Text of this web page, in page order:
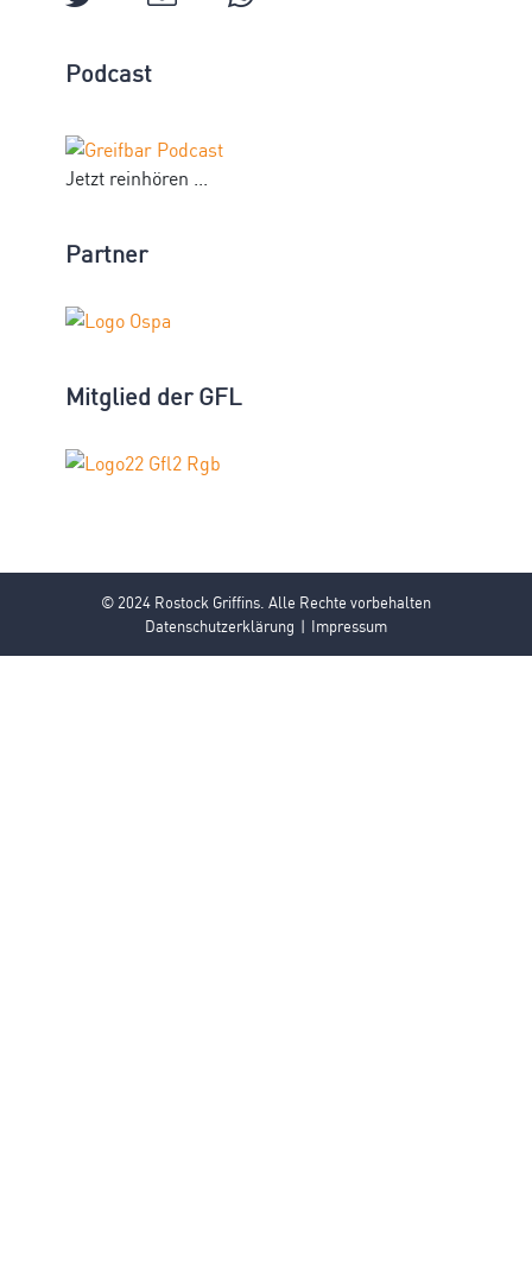
Podcast
Jetzt reinhören ...
Partner
Mitglied der GFL
© 2024 Rostock Griffins. Alle Rechte vorbehalten
Datenschutzerklärung
Impressum